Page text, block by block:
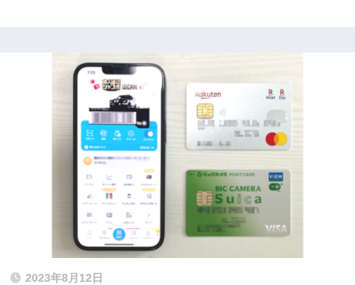
2023年8月12日